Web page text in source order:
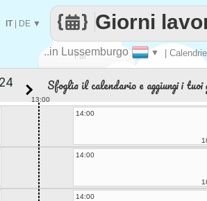
Fai
..in Lussemburgo ▼ |
Giorni
IT| DE ▼
Sfoglia il calendario e aggiungi i
13:00
14:00
14:00
14:00